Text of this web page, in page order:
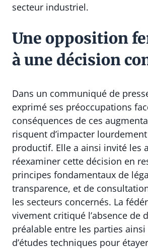
secteur industriel.
Une opposition
à une décision
Dans un communiqué de
exprimé ses préoccupations
conséquences de ces
risquent d’impacter
productif. Elle a ainsi invité les
réexaminer cette décision en
principes fondamentaux de
transparence, et de
les secteurs concernés. La
vivement critiqué l’absence de
préalable entre les parties
d’études techniques pour